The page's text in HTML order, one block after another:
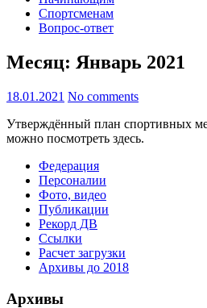
Спортсменам
Вопрос-ответ
Месяц: Январь 2021
18.01.2021 No comments
Утверждённый план спортивных
можно посмотреть здесь.
Федерация
Персоналии
Фото, видео
Публикации
Рекорд ДВ
Ссылки
Расчет загрузки
Архивы до 2018
Архивы